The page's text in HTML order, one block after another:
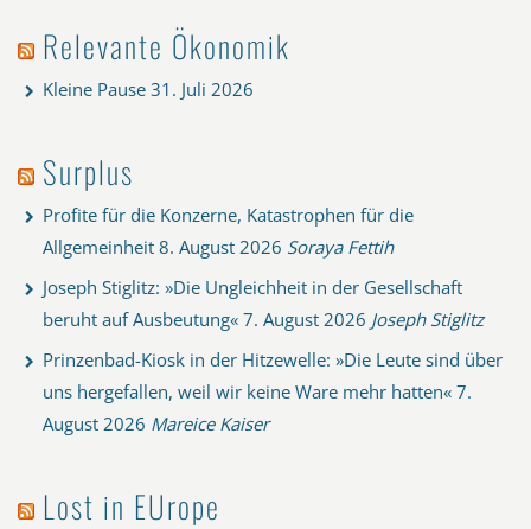
Relevante Ökonomik
Kleine Pause 31. Juli 2026
Surplus
Profite für die Konzerne, Katastrophen für die
Allgemeinheit 8. August 2026 Soraya Fettih
Joseph Stiglitz: »Die Ungleichheit in der Gesellschaft
beruht auf Ausbeutung« 7. August 2026 Joseph Stiglitz
Prinzenbad-Kiosk in der Hitzewelle: »Die Leute sind über
uns hergefallen, weil wir keine Ware mehr hatten« 7.
August 2026 Mareice Kaiser
Lost in EUrope